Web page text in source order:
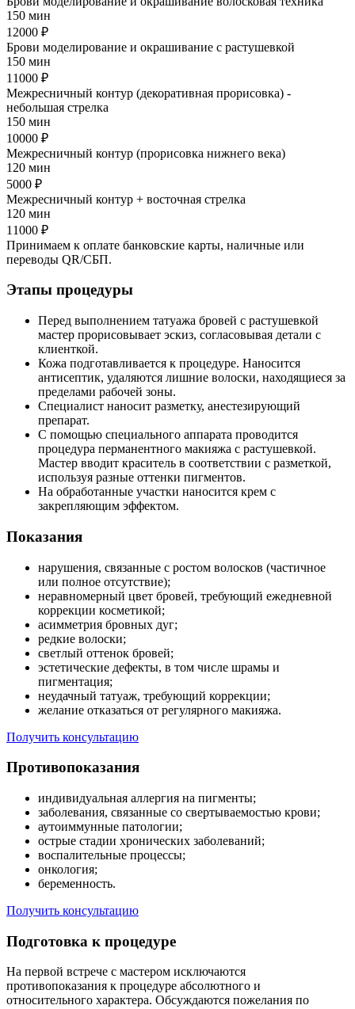
150 мин
12000 ₽
Брови моделирование и окрашивание с растушевкой
150 мин
11000 ₽
Межресничный контур (декоративная прорисовка) -
небольшая стрелка
150 мин
10000 ₽
Межресничный контур (прорисовка нижнего века)
120 мин
5000 ₽
Межресничный контур + восточная стрелка
120 мин
11000 ₽
Принимаем к оплате банковские карты, наличные или
переводы QR/СБП.
Этапы процедуры
Перед выполнением татуажа бровей с растушевкой
мастер прорисовывает эскиз, согласовывая детали с
клиенткой.
Кожа подготавливается к процедуре. Наносится
антисептик, удаляются лишние волоски, находящиеся за
пределами рабочей зоны.
Специалист наносит разметку, анестезирующий
препарат.
С помощью специального аппарата проводится
процедура перманентного макияжа с растушевкой.
Мастер вводит краситель в соответствии с разметкой,
используя разные оттенки пигментов.
На обработанные участки наносится крем с
закрепляющим эффектом.
Показания
нарушения, связанные с ростом волосков (частичное
или полное отсутствие);
неравномерный цвет бровей, требующий ежедневной
коррекции косметикой;
асимметрия бровных дуг;
редкие волоски;
светлый оттенок бровей;
эстетические дефекты, в том числе шрамы и
пигментация;
неудачный татуаж, требующий коррекции;
желание отказаться от регулярного макияжа.
Получить консультацию
Противопоказания
индивидуальная аллергия на пигменты;
заболевания, связанные со свертываемостью крови;
аутоиммунные патологии;
острые стадии хронических заболеваний;
воспалительные процессы;
онкология;
беременность.
Получить консультацию
Подготовка к процедуре
На первой встрече с мастером исключаются
противопоказания к процедуре абсолютного и
относительного характера. Обсуждаются пожелания по